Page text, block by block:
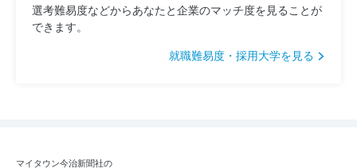
選考難易度などからあなたと企業のマッチ度を見ることが
できます。
就職難易度・採用大学を見る
マイタウン今治新聞社の